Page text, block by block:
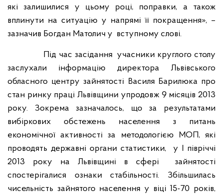
які залишилися у цьому році, поправки, а також
вплинути на ситуацію у напрямі її покращення», –
зазначив Богдан Матолич у вступному слові.
Під час засідання учасники круглого столу
заслухали інформацію директора Львівського
обласного центру зайнятості Василя Барилюка про
стан ринку праці Львівщини упродовж 9 місяців 2013
року. Зокрема зазначалось, що за результатами
вибіркових обстежень населення з питань
економічної активності за методологією МОП, які
проводять державні органи статистики, у І півріччі
2013 року на Львівщині в сфері зайнятості
спостерігалися ознаки стабільності. Збільшилась
чисельність зайнятого населення у віці 15-70 років,